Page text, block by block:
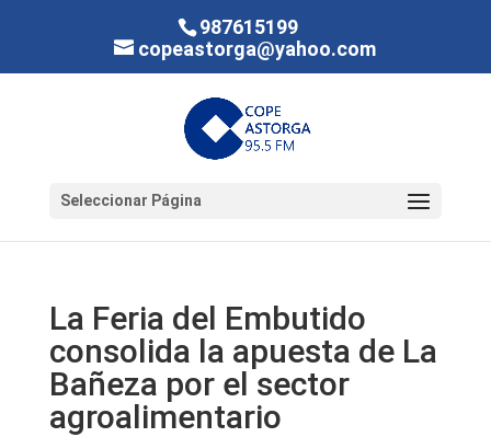
987615199
copeastorga@yahoo.com
Seleccionar Página
La Feria del Embutido
consolida la apuesta de La
Bañeza por el sector
agroalimentario